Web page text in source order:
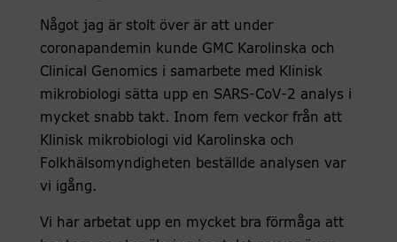
Något jag är stolt över är att under
coronapandemin kunde GMC Karolinska och
Clinical Genomics i samarbete med Klinisk
mikrobiologi sätta upp en SARS-CoV-2 analys i
mycket snabb takt. Inom fem veckor från att
Klinisk mikrobiologi vid Karolinska och
Folkhälsomyndigheten beställde analysen var
vi igång.
Vi har arbetat upp en mycket bra förmåga att